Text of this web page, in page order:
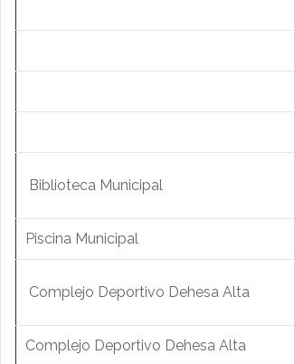
Biblioteca Municipal
Piscina Municipal
Complejo Deportivo Dehesa Alta
Complejo Deportivo Dehesa Alta